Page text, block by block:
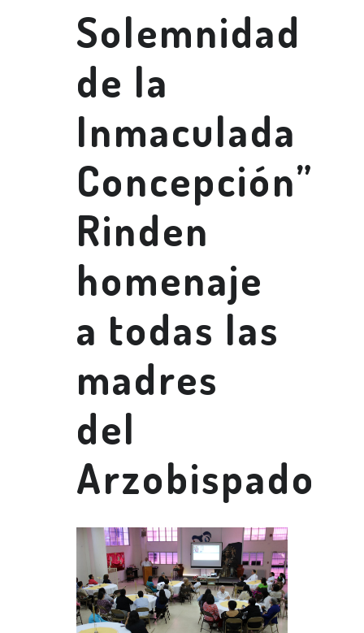
Solemnidad
de la
Inmaculada
Concepción”
Rinden
homenaje
a todas las
madres
del
Arzobispado